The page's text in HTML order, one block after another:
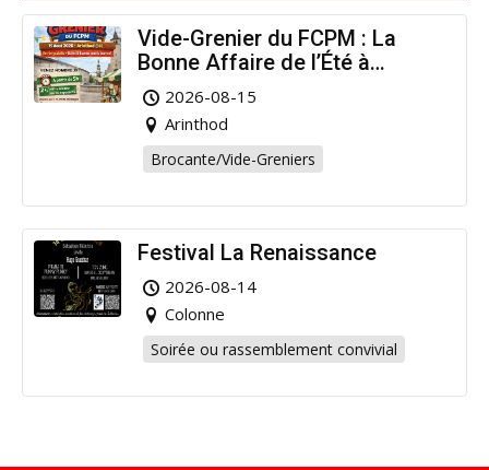
Vide-Grenier du FCPM : La
Bonne Affaire de l’Été à
Arinthod !
2026-08-15
Arinthod
Brocante/Vide-Greniers
Festival La Renaissance
2026-08-14
Colonne
Soirée ou rassemblement convivial